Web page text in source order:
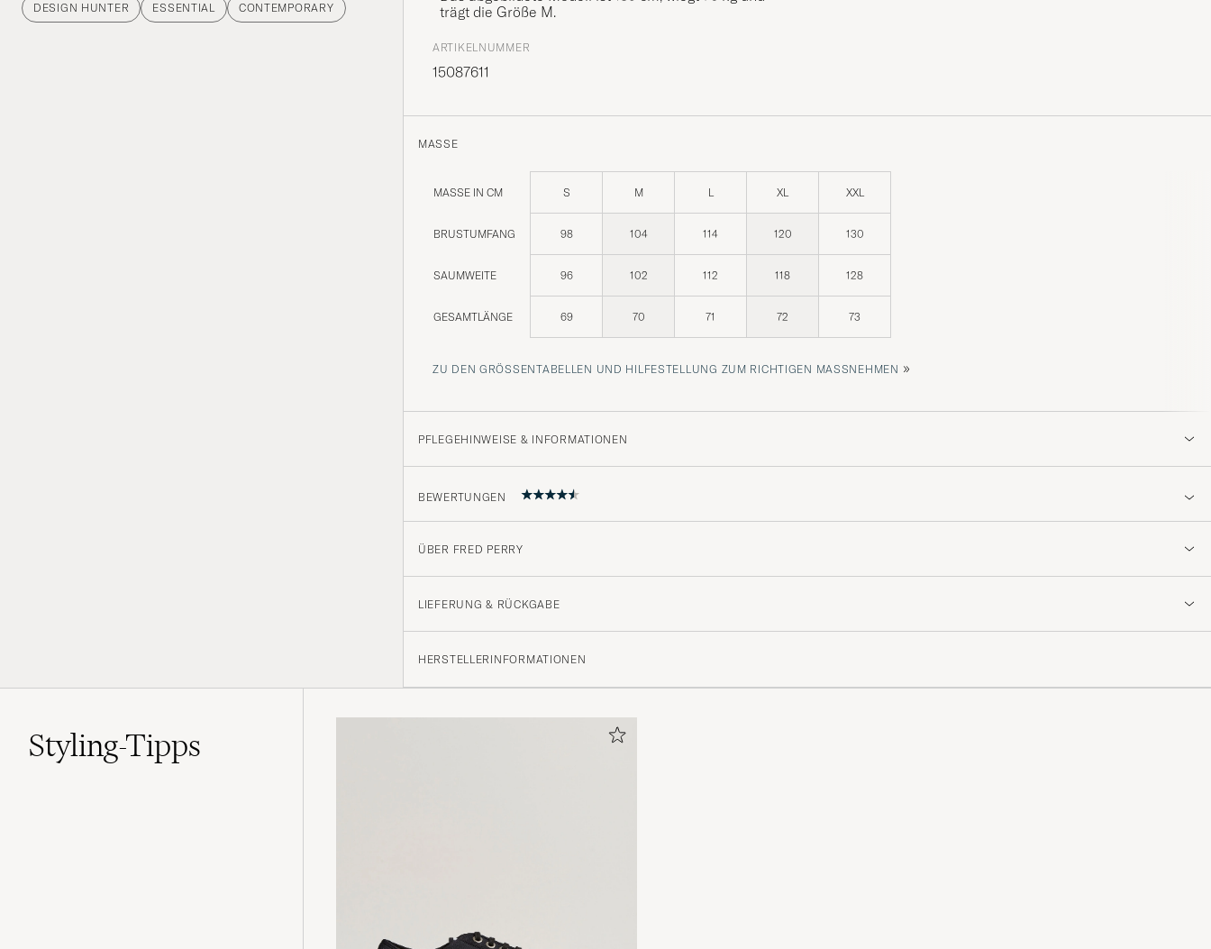
DESIGN HUNTER ESSENTIAL CONTEMPORARY
trägt die Größe M.
ARTIKELNUMMER
15087611
MASSE
MASSE IN CM S M L XL XXL
BRUSTUMFANG 98 104 114 120 130
SAUMWEITE 96 102 112 118 128
GESAMTLÄNGE 69 70 71 72 73
ZU DEN GRÖSSENTABELLEN UND HILFESTELLUNG ZUM RICHTIGEN MASSNEHMEN »
PFLEGEHINWEISE & INFORMATIONEN
BEWERTUNGEN
4.8
(22)
ÜBER FRED PERRY
LIEFERUNG & RÜCKGABE
HERSTELLERINFORMATIONEN
Styling-Tipps